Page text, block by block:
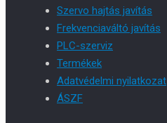
Szervo hajtás javítás
Frekvenciaváltó javítás
PLC-szerviz
Termékek
Adatvédelmi nyilatkozat
ÁSZF